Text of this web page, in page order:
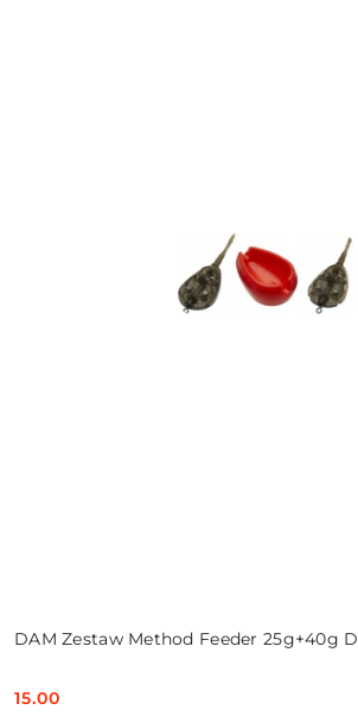
DAM Zestaw Method Feeder 25g+40g
Cena:
15.00